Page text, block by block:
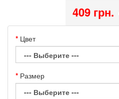
409 грн.
Цвет
Размер